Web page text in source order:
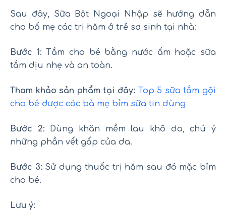
Sau đây, Sữa Bột Ngoại Nhập sẽ hướng dẫn
cho bố mẹ các trị hăm ở trẻ sơ sinh tại nhà:
Bước 1:
Tắm cho bé bằng nước ấm hoặc sữa
tắm dịu nhẹ và an toàn.
Tham khảo sản phẩm tại đây:
Top 5 sữa tắm gội
cho bé được các bà mẹ bỉm sữa tin dùng
Bước 2: Dùng khăn mềm lau khô da, chú ý
những phần vết gấp của da.
Bước 3: Sử dụng thuốc trị hăm sau đó mặc bỉm
cho bé.
Lưu ý: